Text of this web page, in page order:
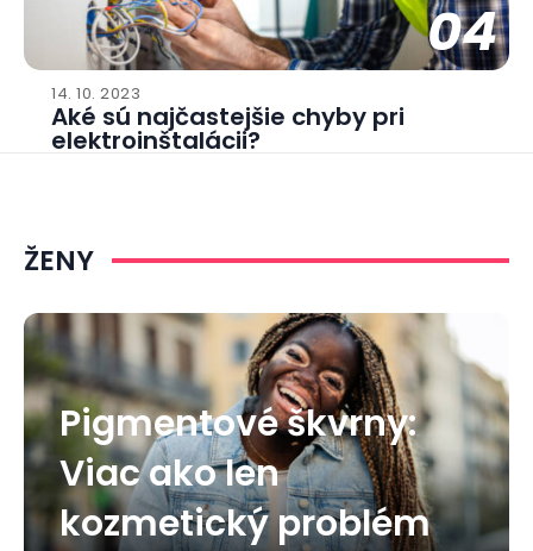
04
14. 10. 2023
Aké sú najčastejšie chyby pri
elektroinštalácii?
ŽENY
Pigmentové škvrny:
Viac ako len
kozmetický problém